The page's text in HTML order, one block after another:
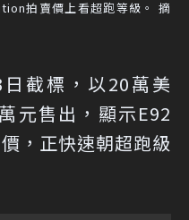
拍賣價上看超跑等級。 摘
截標，以20萬美
元售出，顯示E92
，正快速朝超跑級